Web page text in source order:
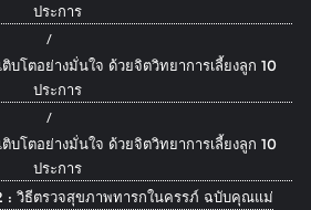
ประการ
โตอย่างมั่นใจ ด้วยจิตวิทยาการเลี้ยงลูก 10
ประการ
โตอย่างมั่นใจ ด้วยจิตวิทยาการเลี้ยงลูก 10
ประการ
: วิธีตรวจสุขภาพทารกในครรภ์ ฉบับคุณแม่